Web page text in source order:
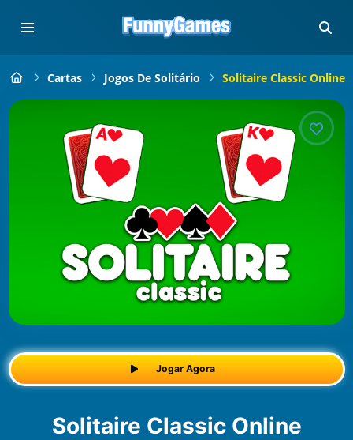
Cartas Jogos De Solitário Solitaire Classic Online
Jogar Agora
Solitaire Classic Online